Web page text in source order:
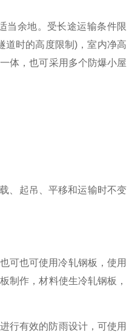
当余地。受长途运输条件限
道时的高度限制)，室内净高
体，也可采用多个防爆小屋
、起吊、平移和运输时不变
可也可使用冷轧钢板，使用
制作，材料使生冷轧钢板，
行有效的防雨设计，可使用